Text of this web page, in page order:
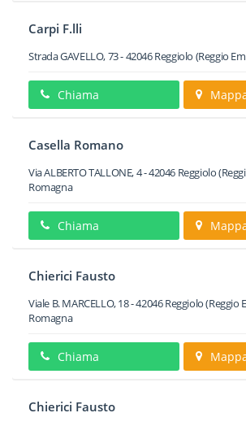
Carpi F.lli
Strada GAVELLO, 73-42046Reggiolo (Reggio
Chiama
Casella Romano
Via ALBERTO TALLONE, 4-42046 Reggiolo
Romagna
Chiama
Chierici Fausto
Viale B. MARCELLO, 18-42046Reggiolo(Reggio
Romagna
Chiama
Chierici Fausto